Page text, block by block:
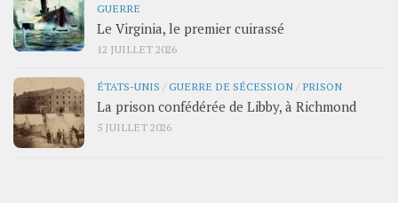
GUERRE
Le Virginia, le premier cuirassé
12 JUILLET 2026
ÉTATS-UNIS /GUERRE DE SÉCESSION / PRISON
La prison confédérée de Libby, à Richmond
5 JUILLET 2026